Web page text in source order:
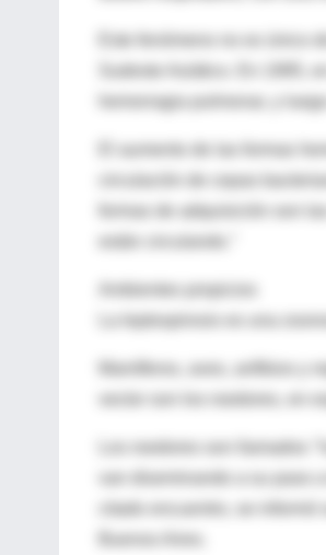
Este fenómeno no es único
Sudeste Asiático. En 1995,
hemorragia pulmonar, y
El aumento de las formas
circulación de cepas
Los roedores son llamados
van diseminando a su paso